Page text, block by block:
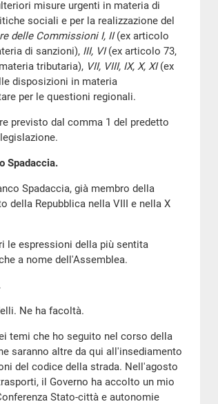
misure urgenti in materia di
sociali e per la realizzazione del
delle Commissioni I, II(ex articolo
di sanzioni), III, VI(ex articolo 73,
tributaria), VII, VIII, IX, X, XI(ex
disposizioni in materia
per le questioni regionali.
previsto dal comma 1 del predetto
Spadaccia.
Spadaccia, già membro della
della Repubblica nella VIII e nella X
le espressioni della più sentita
a nome dell'Assemblea.
Ne ha facoltà.
temi che ho seguito nel corso della
saranno altre da qui all'insediamento
del codice della strada. Nell'agosto
il Governo ha accolto un mio
Stato-città e autonomie